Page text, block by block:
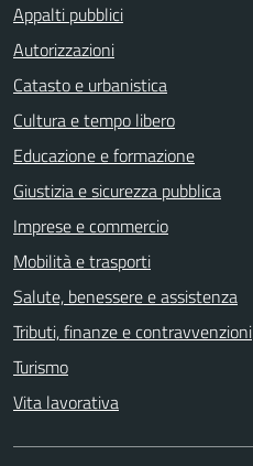
Appalti pubblici
Autorizzazioni
Catasto e urbanistica
Cultura e tempo libero
Educazione e formazione
Giustizia e sicurezza pubblica
Imprese e commercio
Mobilità e trasporti
Salute, benessere e assistenza
Tributi, finanze e contravvenzioni
Turismo
Vita lavorativa